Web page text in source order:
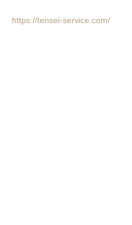
https://tensei-service.com/